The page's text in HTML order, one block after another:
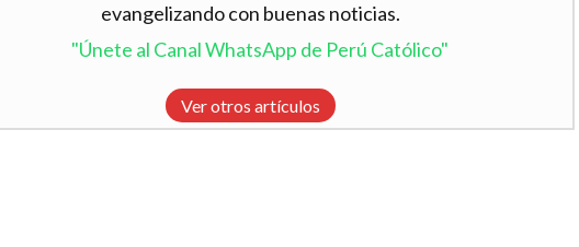
evangelizando con buenas noticias.
"Únete al Canal WhatsApp de Perú Católico"
Ver otros artículos